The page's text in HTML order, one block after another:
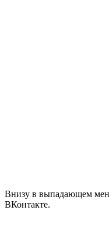
Внизу в выпадающем
ВКонтакте.